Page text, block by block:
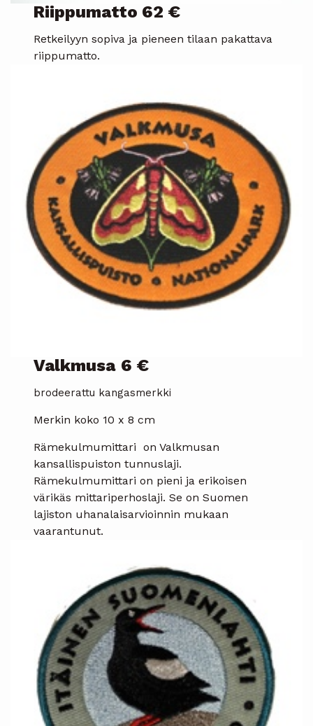
Riippumatto 62 €
Retkeilyyn sopiva ja pieneen tilaan pakattava
riippumatto.
Valkmusa 6 €
brodeerattu kangasmerkki
Merkin koko 10 x 8 cm
Rämekulmumittari on Valkmusan
kansallispuiston tunnuslaji.
Rämekulmumittari on pieni ja erikoisen
värikäs mittariperhoslaji. Se on Suomen
lajiston uhanalaisarvioinnin mukaan
vaarantunut.